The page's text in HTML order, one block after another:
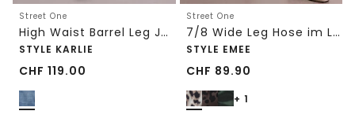
Street One
High Waist Barrel Leg Jeans im Loose Fit
STYLE KARLIE
CHF 119.00
Street One
7/8 Wide Leg Hose im Loose Fit mit Print
STYLE EMEE
CHF 89.90
+ 1